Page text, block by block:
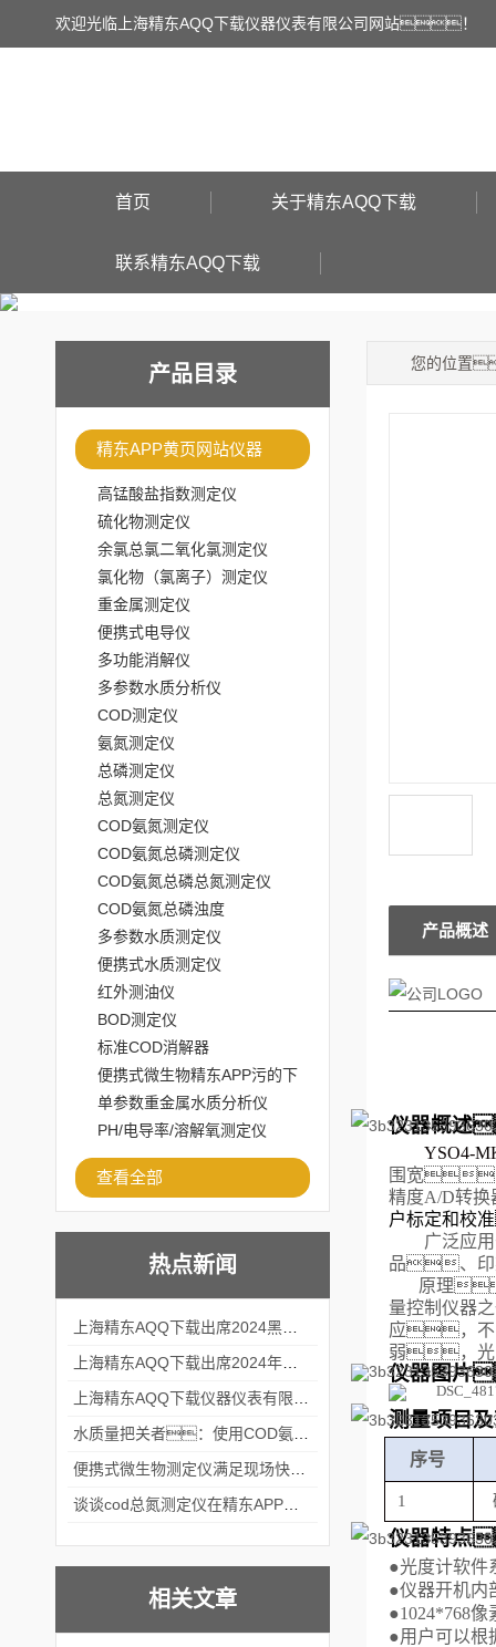
欢迎光临上海精东AQQ下载仪器仪表有限公司网站！
首页 关于精东AQQ下载
联系精东AQQ下载
产品目录
精东APP黄页网站仪器
高锰酸盐指数测定仪
硫化物测定仪
余氯总氯二氧化氯测定仪
氯化物（氯离子）测定仪
重金属测定仪
便携式电导仪
多功能消解仪
多参数水质分析仪
COD测定仪
氨氮测定仪
总磷测定仪
总氮测定仪
COD氨氮测定仪
COD氨氮总磷测定仪
COD氨氮总磷总氮测定仪
COD氨氮总磷浊度
多参数水质测定仪
便携式水质测定仪
红外测油仪
BOD测定仪
标准COD消解器
便携式微生物精东APP污的下
载安装
单参数重金属水质分析仪
PH/电导率/溶解氧测定仪
查看全部
热点新闻
相关文章
您的位置
产品概述
仪器概述
YSO4-
围宽
精度A/D转
户标定和校准
广泛应
品、印
原理
量控制仪器
应，不
弱，光
仪器图片
测量项目
序号
1
仪器特点
●光度计软
●仪器开机内
●1024*768像
●用户可以根